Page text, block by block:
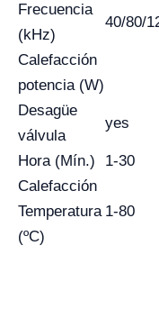
Frecuencia
(kHz)
40/80/
Calefacción
potencia (W)
Desagüe
válvula
yes
Hora (Mín.) 1-30
Calefacción
Temperatura
(ºC)
1-80